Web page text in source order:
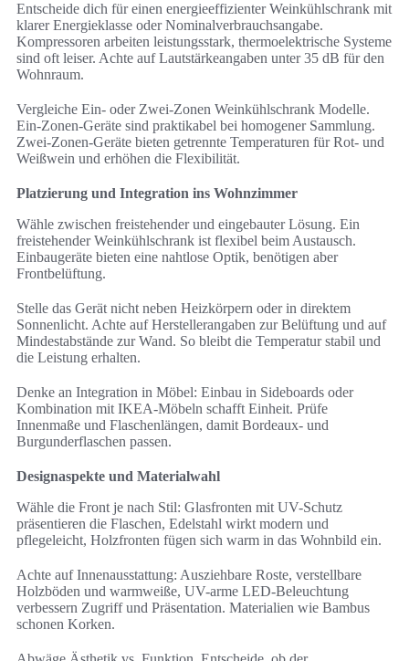
Entscheide dich für einen energieeffizienter Weinkühlschrank mit
klarer Energieklasse oder Nominalverbrauchsangabe.
Kompressoren arbeiten leistungsstark, thermoelektrische Systeme
sind oft leiser. Achte auf Lautstärkeangaben unter 35 dB für den
Wohnraum.
Vergleiche Ein- oder Zwei-Zonen Weinkühlschrank Modelle.
Ein-Zonen-Geräte sind praktikabel bei homogener Sammlung.
Zwei-Zonen-Geräte bieten getrennte Temperaturen für Rot- und
Weißwein und erhöhen die Flexibilität.
Platzierung und Integration ins Wohnzimmer
Wähle zwischen freistehender und eingebauter Lösung. Ein
freistehender Weinkühlschrank ist flexibel beim Austausch.
Einbaugeräte bieten eine nahtlose Optik, benötigen aber
Frontbelüftung.
Stelle das Gerät nicht neben Heizkörpern oder in direktem
Sonnenlicht. Achte auf Herstellerangaben zur Belüftung und auf
Mindestabstände zur Wand. So bleibt die Temperatur stabil und
die Leistung erhalten.
Denke an Integration in Möbel: Einbau in Sideboards oder
Kombination mit IKEA-Möbeln schafft Einheit. Prüfe
Innenmaße und Flaschenlängen, damit Bordeaux- und
Burgunderflaschen passen.
Designaspekte und Materialwahl
Wähle die Front je nach Stil: Glasfronten mit UV-Schutz
präsentieren die Flaschen, Edelstahl wirkt modern und
pflegeleicht, Holzfronten fügen sich warm in das Wohnbild ein.
Achte auf Innenausstattung: Ausziehbare Roste, verstellbare
Holzböden und warmweiße, UV-arme LED-Beleuchtung
verbessern Zugriff und Präsentation. Materialien wie Bambus
schonen Korken.